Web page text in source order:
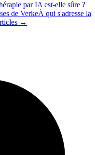
par IA est-elle sûre ?
de VerkeÀ qui s'adresse la
→